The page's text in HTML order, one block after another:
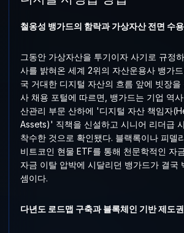
철옹성 뱅가드의 함락과 가상자산 전면 수
그동안 가상자산을 투기이자 사기로 규정
사를 밝혀온 세계 2위의 자산운용사 뱅가
국 거대한 디지털 자산의 흐름 앞에 빗장을
사 채용 포털에 따르면, 뱅가드는 기업 역
산관리 부문 산하에 '디지털 자산 책임자
Assets)' 직책을 신설하고 시니어 리더급
착수한 것으로 확인됐다. 블랙록이나 피델
비트코인 현물 ETF를 통해 천문학적인 자
자금 이탈 압박에 시달리던 뱅가드가 결국
셈이다.
다년도 로드맵 구축과 블록체인 기반 제도